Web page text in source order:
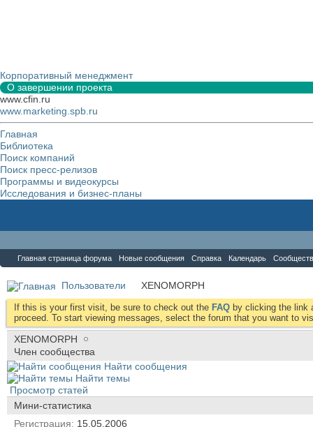
Корпоративный менеджмент
О завершении проекта
www.cfin.ru
www.marketing.spb.ru
Главная
Библиотека
Поиск компаний
Поиск пресс-релизов
Программы и видеокурсы
Исследования и бизнес-планы
Главная страница форума Новые сообщения Справка Календарь
Пользователи XENOMORPH
If this is your first visit, be sure to check out the FAQ by clicking the link
proceed. To start viewing messages, select the forum that you want to
XENOMORPH
Член сообщества
Найти сообщения
Найти темы
Просмотр статей
Мини-статистика
Регистрация
15.05.2006